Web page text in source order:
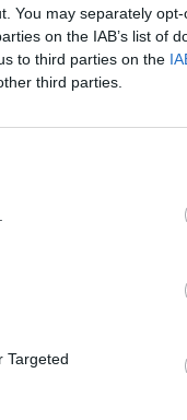
You may separately
on the IAB’s list of
to third parties on the
third parties.
Targeted
aż o 150 zł, a to